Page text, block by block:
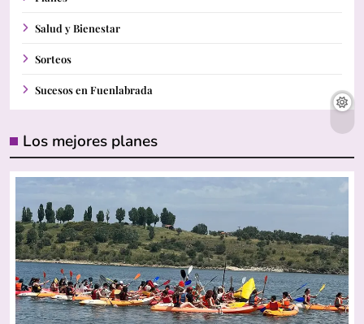
Salud y Bienestar
Sorteos
Sucesos en Fuenlabrada
Los mejores planes